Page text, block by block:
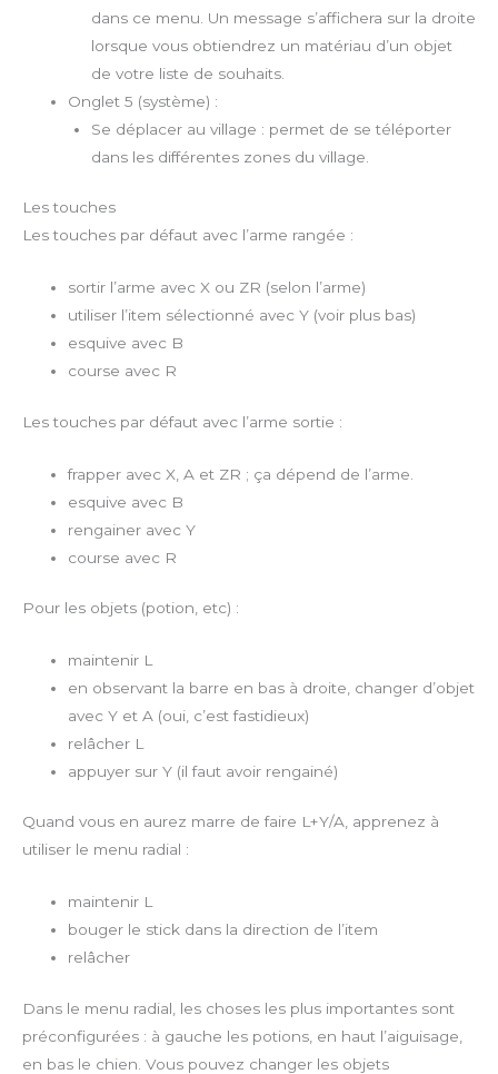
dans ce menu. Un message s’affichera sur la droite
lorsque vous obtiendrez un matériau d’un objet
de votre liste de souhaits.
Onglet 5 (système) :
Se déplacer au village : permet de se téléporter
dans les différentes zones du village.
Les touches
Les touches par défaut avec l’arme rangée :
sortir l’arme avec X ou ZR (selon l’arme)
utiliser l’item sélectionné avec Y (voir plus bas)
esquive avec B
course avec R
Les touches par défaut avec l’arme sortie :
frapper avec X, A et ZR ; ça dépend de l’arme.
esquive avec B
rengainer avec Y
course avec R
Pour les objets (potion, etc) :
maintenir L
en observant la barre en bas à droite, changer d’objet
avec Y et A (oui, c’est fastidieux)
relâcher L
appuyer sur Y (il faut avoir rengainé)
Quand vous en aurez marre de faire L+Y/A, apprenez à
utiliser le menu radial :
maintenir L
bouger le stick dans la direction de l’item
relâcher
Dans le menu radial, les choses les plus importantes sont
préconfigurées : à gauche les potions, en haut l’aiguisage,
en bas le chien. Vous pouvez changer les objets